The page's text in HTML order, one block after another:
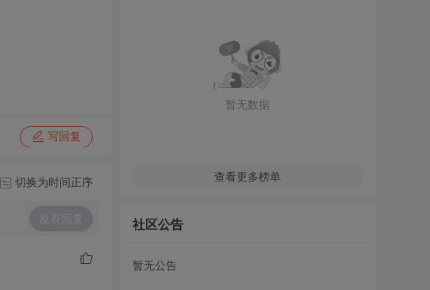
写回复
切换为时间正序
发表回复
暂无数据
查看更多榜单
社区公告
暂无公告